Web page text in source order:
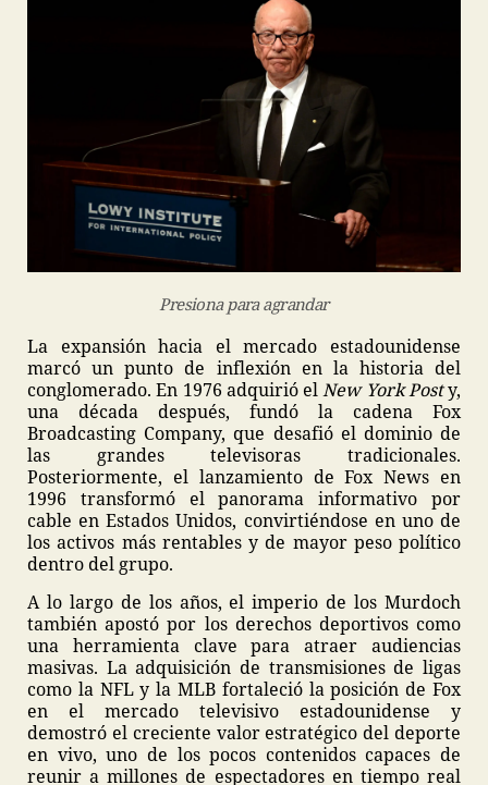
Presiona para agrandar
La expansión hacia el mercado estadounidense
marcó un punto de inflexión en la historia del
conglomerado. En 1976 adquirió elNew York Posty,
una década después, fundó la cadena Fox
Broadcasting Company, que desafió el dominio de
las grandes televisoras tradicionales.
Posteriormente, el lanzamiento de Fox News en
1996 transformó el panorama informativo por
cable en Estados Unidos, convirtiéndose en uno de
los activos más rentables y de mayor peso político
dentro del grupo.
A lo largo de los años, el imperio de los Murdoch
también apostó por los derechos deportivos como
una herramienta clave para atraer audiencias
masivas. La adquisición de transmisiones de ligas
como la NFL y la MLB fortaleció la posición de Fox
en el mercado televisivo estadounidense y
demostró el creciente valor estratégico del deporte
en vivo, uno de los pocos contenidos capaces de
reunir a millones de espectadores en tiempo real